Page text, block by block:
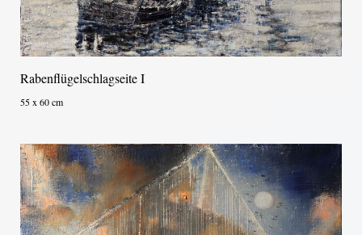
Rabenflügelschlagseite I
55 x 60 cm